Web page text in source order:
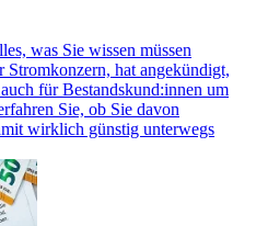
was Sie wissen müssen
Stromkonzern, hat angekündigt,
für Bestandskund:innen um
Sie, ob Sie davon
wirklich günstig unterwegs